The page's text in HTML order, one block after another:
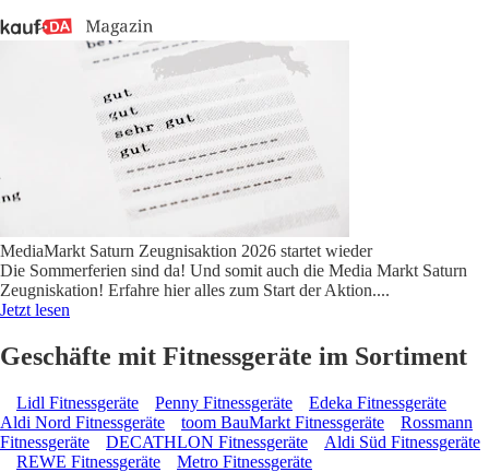
MediaMarkt Saturn Zeugnisaktion 2026 startet wieder
Die Sommerferien sind da! Und somit auch die Media Markt Saturn
Zeugniskation! Erfahre hier alles zum Start der Aktion....
Jetzt lesen
Geschäfte mit Fitnessgeräte im Sortiment
Lidl Fitnessgeräte Penny Fitnessgeräte
Edeka Fitnessgeräte
Aldi Nord Fitnessgeräte
toom BauMarkt Fitnessgeräte
Rossmann
Fitnessgeräte
DECATHLON Fitnessgeräte
Aldi Süd Fitnessgeräte
REWE Fitnessgeräte
Metro Fitnessgeräte